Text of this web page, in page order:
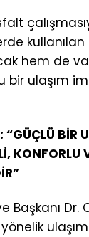
kullanılan
hem de
ulaşım
BİR
KONFORLU
Başkanı Dr.
ulaşım